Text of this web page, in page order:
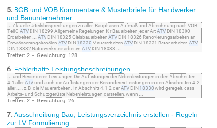
5. BGB und VOB Kommentare & Musterbriefe für Handwerker
und Bauunternehmer
... Aktuelle Urteilsbesprechungen zu allen Bauphasen Aufmaß und Abrechnung nach VOB
Teil C ATVDIN 18299 Allgemeine Regelungen für Bauarbeiten jeder ArtATVDIN 18300
Erdarbeiten ... ATVDIN 18325 Gleisbauarbeiten ATVDIN 18326 Renovierungsarbeiten an
Entwässerungskanälen ATVDIN 18330 Mauerarbeiten ATVDIN 18331 Betonarbeiten ATV
DIN 18332 Naturwerksteinarbeiten ATVDIN 18333 ...
Treffer: 2 - Gewichtung: 128
6. Fehlerhafte Leistungsbeschreibungen
... und Besonderen Leistungen Die Auflistungen der Nebenleistungen in den Abschnitten
4.1 allerATVund auch die Auflistungen der Besonderen Leistungen in den Abschnitten 4.2
aller ... , z.B. die Mauerarbeiten. In Abschnitt 4.1.2 derATVDIN 18330 wird geregelt, dass
Arbeits- und Schutzgerüste Nebenleistungen darstellen, wenn ...
Treffer: 2 - Gewichtung: 26
7. Ausschreibung Bau, Leistungsverzeichnis erstellen - Regeln
zur LV Formulierung